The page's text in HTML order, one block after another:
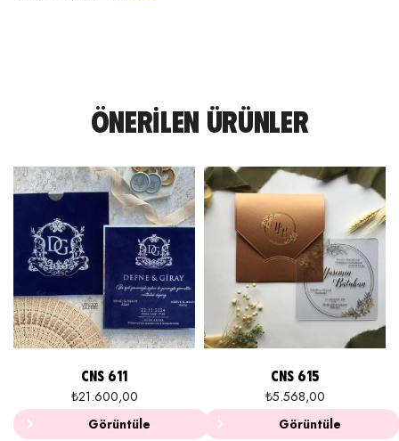
ÖNERILEN ÜRÜNLER
CNS 611
₺21.600,00
Görüntüle
CNS 615
₺5.568,00
Görüntüle